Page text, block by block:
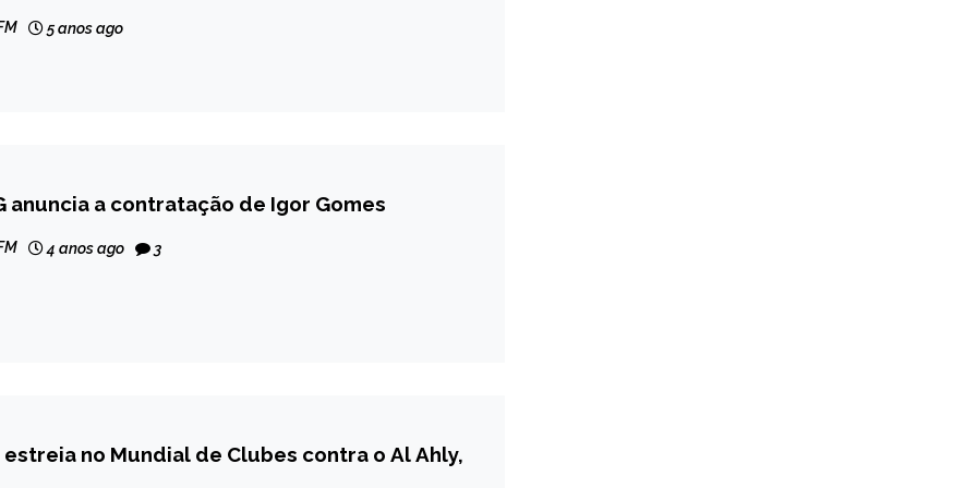
5 anos ago
anuncia a contratação de Igor Gomes
4 anos ago 3
no Mundial de Clubes contra o Al Ahly,